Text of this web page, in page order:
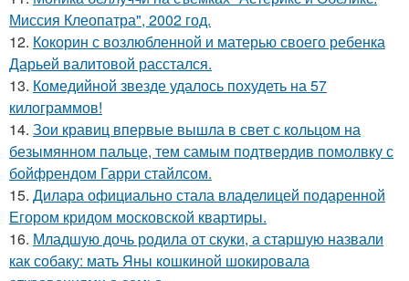
Миссия Клеопатра", 2002 год.
12. Кокорин с возлюбленной и матерью своего ребенка
Дарьей валитовой расстался.
13. Комедийной звезде удалось похудеть на 57
килограммов!
14. Зои кравиц впервые вышла в свет с кольцом на
безымянном пальце, тем самым подтвердив помолвку с
бойфрендом Гарри стайлсом.
15. Дилара официально стала владелицей подаренной
Егором кридом московской квартиры.
16. Младшую дочь родила от скуки, а старшую назвали
как собаку: мать Яны кошкиной шокировала